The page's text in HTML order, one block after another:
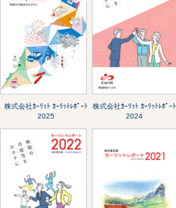
株式会社ｶｰﾘｯﾄ ｶｰﾘｯﾄﾚﾎﾟｰﾄ
2025
株式会社ｶｰﾘｯﾄ ｶｰﾘｯﾄﾚﾎﾟｰﾄ
2024